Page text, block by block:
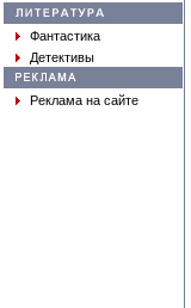
Фантастика
Детективы
Реклама на сайте